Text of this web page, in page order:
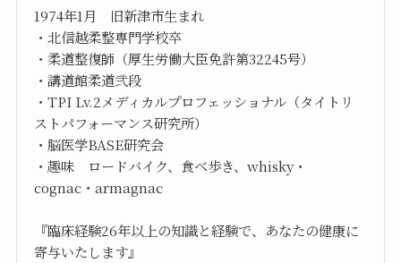
1974年1月 旧新津市生まれ
・北信越柔整専門学校卒
・柔道整復師（厚生労働大臣免許第32245号）
・講道館柔道弐段
・TPI Lv.2メディカルプロフェッショナル（タイトリ
ストパフォーマンス研究所）
・脳医学BASE研究会
・趣味 ロードバイク、食べ歩き、whisky・
cognac・armagnac
『臨床経験26年以上の知識と経験で、あなたの健康に
寄与いたします』